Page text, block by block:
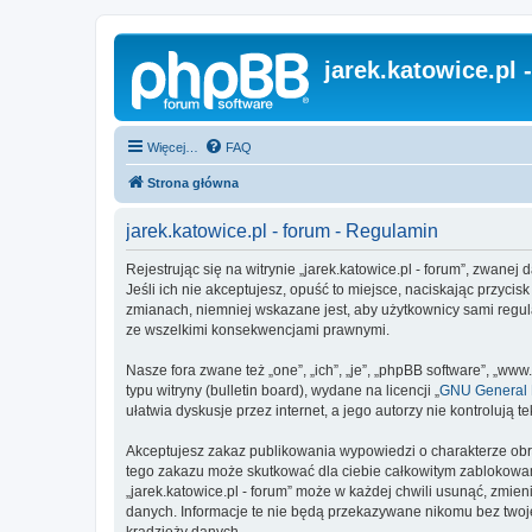
jarek.katowice.pl
Więcej… FAQ
Strona główna
jarek.katowice.pl - forum - Regulamin
Rejestrując się na witrynie „jarek.katowice.pl - forum”, zwanej
Jeśli ich nie akceptujesz, opuść to miejsce, naciskając
zmianach, niemniej wskazane jest, aby użytkownicy sami
ze wszelkimi konsekwencjami prawnymi.
Nasze fora zwane też „one”, „ich”, „je”, „phpBB software”,
typu witryny (bulletin board), wydane na licencji „GNU General
ułatwia dyskusje przez internet, a jego autorzy nie kontrolują
Akceptujesz zakaz publikowania wypowiedzi o charakterze
tego zakazu może skutkować dla ciebie całkowitym
„jarek.katowice.pl - forum” może w każdej chwili usunąć,
danych. Informacje te nie będą przekazywane nikomu bez